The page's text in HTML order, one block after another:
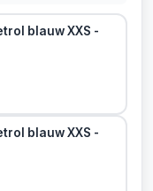
blauw XXS -
blauw XXS -